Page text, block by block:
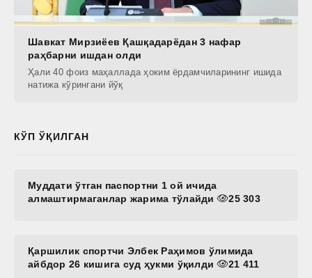
Шавкат Мирзиёев Қашқадарёдан 3 нафар
раҳбарни ишдан олди
Ҳали 40 фоиз маҳаллада ҳоким ёрдамчиларининг ишида
натижа кўрингани йўқ
КЎП ЎҚИЛГАН
Муддати ўтган паспортни 1 ой ичида
алмаштирмаганлар жарима тўлайди
25 303
Қаршилик спортчи Элбек Раҳимов ўлимида
айбдор 26 кишига суд ҳукми ўқилди
21 411